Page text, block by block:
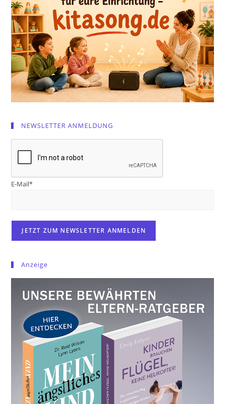
NEWSLETTER ANMELDUNG
E-Mail*
Anzeige